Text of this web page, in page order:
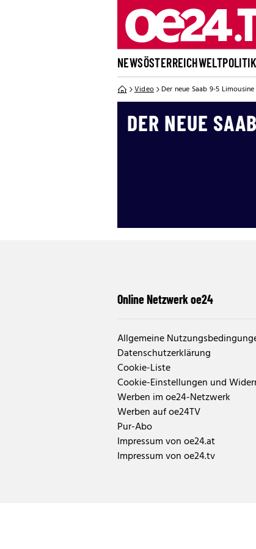
NEWSÖSTERREICHWELT
Video Der neue Saab 9-5 Limousine
DER NEUE
Online Netzwerk oe24
Allgemeine
Datenschutzerklärung
Cookie-Liste
Cookie-Einstellungen und
Werben im oe24-Netzwerk
Werben auf oe24TV
Pur-Abo
Impressum von oe24.at
Impressum von oe24.tv